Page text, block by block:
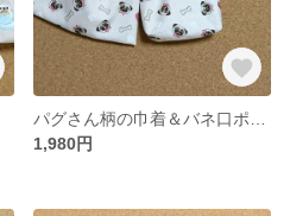
1,980円